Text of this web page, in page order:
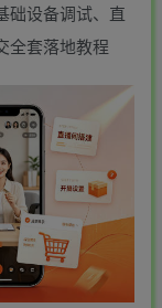
础设备调试、直
全套落地教程